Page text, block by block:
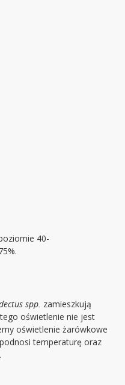
40-
spp. zamieszkują
oświetlenie nie jest
oświetlenie żarówkowe
temperaturę oraz